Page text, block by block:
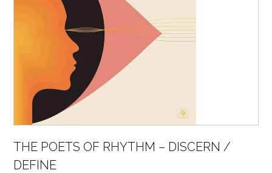
THE POETS OF RHYTHM – DISCERN /
DEFINE